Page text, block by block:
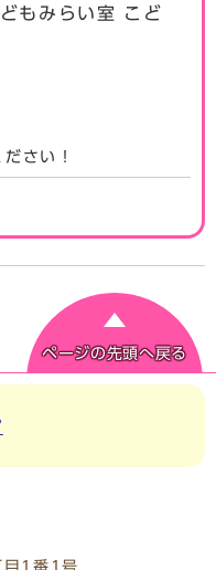
もみらい室 こど
さい！
ページの先頭へ戻る